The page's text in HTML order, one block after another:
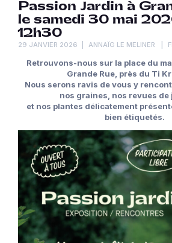
Passion Jardin à
le samedi 30 mai
12h30
29 JANVIER 2026 ANNAÏG LE MELINER
Retrouvons-nous sur la place du
Grande Rue, près du Ti
Nous serons ravis de vous y
nos graines, nos revues
et nos plantes délicatement
bien étiquetés.